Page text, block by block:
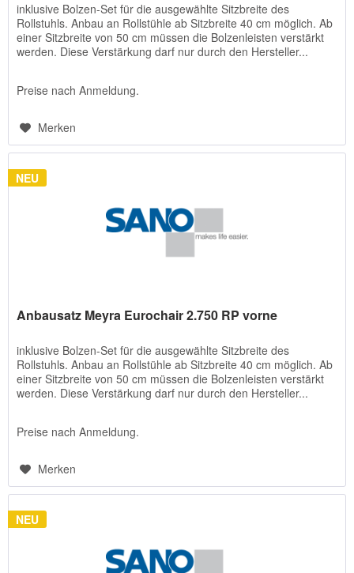
inklusive Bolzen-Set für die ausgewählte Sitzbreite des
Rollstuhls. Anbau an Rollstühle ab Sitzbreite 40 cm möglich. Ab
einer Sitzbreite von 50 cm müssen die Bolzenleisten verstärkt
werden. Diese Verstärkung darf nur durch den Hersteller...
Preise nach Anmeldung.
Merken
NEU
Anbausatz Meyra Eurochair 2.750 RP vorne
inklusive Bolzen-Set für die ausgewählte Sitzbreite des
Rollstuhls. Anbau an Rollstühle ab Sitzbreite 40 cm möglich. Ab
einer Sitzbreite von 50 cm müssen die Bolzenleisten verstärkt
werden. Diese Verstärkung darf nur durch den Hersteller...
Preise nach Anmeldung.
Merken
NEU